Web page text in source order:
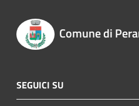
Comune di
SEGUICI SU